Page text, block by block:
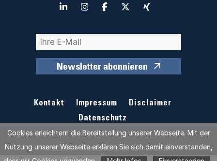
Newsletter abonnieren
Kontakt Impressum
Disclaimer
Datenschutz
© 2026 Dr. Wieselhuber & Partner GmbH
Cookies erleichtern die Bereitstellung unserer Webseite. Mit der
Nutzung unserer Webseite erklären Sie sich damit einverstanden,